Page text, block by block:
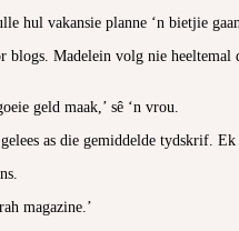
hul vakansie planne ‘n bietjie
blogs. Madelein volg nie
geld maak,’ sê ‘n vrou.
as die gemiddelde tydskrif.
magazine.’